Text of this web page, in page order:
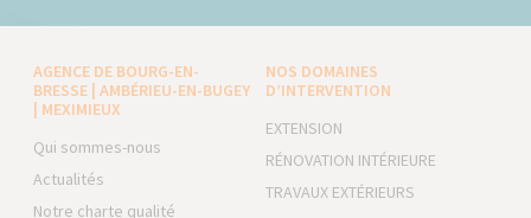
AGENCE DE BOURG-EN-
BRESSE | AMBÉRIEU-EN-BUGEY
| MEXIMIEUX
Qui sommes-nous
Actualités
Notre charte qualité
NOS DOMAINES
D’INTERVENTION
EXTENSION
RÉNOVATION INTÉRIEURE
TRAVAUX EXTÉRIEURS